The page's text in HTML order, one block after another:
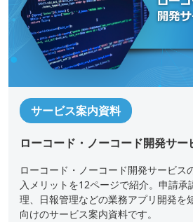
サービス案内資料
ローコード・ノーコード開発サー
ローコード・ノーコード開発サービス
入メリットを12ページで紹介。申請承
理、日報管理などの業務アプリ開発を
向けのサービス案内資料です。